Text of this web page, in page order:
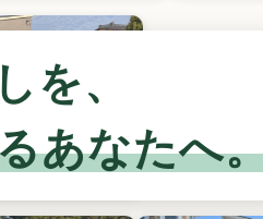
を、
あなたへ